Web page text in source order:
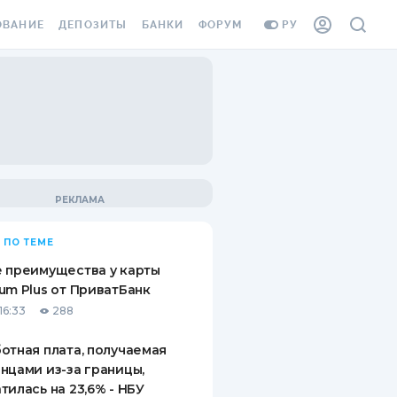
РУ
ВИНЬЕТКА
СОТРУДНИКОВ
ОТ
СЛУЧАЕВ
ДЕПОЗИТЫ
ВОПРОСЫ И ОТВЕТЫ
ПУТЕВОДИТЕЛИ ПО
БАНКИ ФОРУМ
ПО ТЕМЕ
преимущества у карты
Plus от ПриватБанк
288
плата, получаемая
из-за границы,
на 23,6% - НБУ